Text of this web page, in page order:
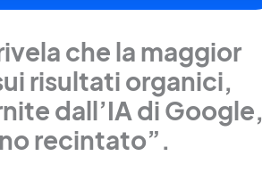
che la maggior
risultati organici,
dall’IA di Google,
recintato”.